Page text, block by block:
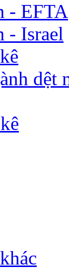
- EFTA
- Israel
dệt